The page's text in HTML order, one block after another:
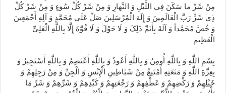
مِنْ شَرِّ ما سَکَنَ فِی اللَّیْلِ وَ النَّهارِ وَ مِنْ شَرِّ کُلِّ سُوءٍ وَ مِنْ شَرِّ کُلِّ
ذِی شَرٍّ رَبَّ الْعَالَمِینَ وَ إِلَهَ الْمُرْسَلِینَ صَلِّ عَلَی مُحَمَّدٍ وَ آلِهِ أَجْمَعِینَ
وَ خُصَّ مُحَمَّداً وَ آلَهُ بِأَتَمِّ ذَلِکَ وَ لَا حَوْلَ وَ لَا قُوَّةَ إِلَّا بِاللَّهِ الْعَلِیِّ
الْعَظِیمِ
بِسْمِ اللَّهِ وَ بِاللَّهِ أُومِنُ وَ بِاللَّهِ أَعُوذُ وَ بِاللَّهِ أَعْتَصِمُ وَ بِاللَّهِ أَسْتَجِیرُ وَ
بِعِزَّةِ اللَّهِ وَ مَنَعَتِهِ أَمْتَنِعُ مِنْ شَیَاطِینِ الْإِنْسِ وَ الْجِنِّ وَ مِنْ رَجِلِهِمْ وَ
خَیْلِهِمْ وَ رَکْضِهِمْ وَ عَطْفِهِمْ وَ رَجْعَتِهِمْ وَ کَیْدِهِمْ وَ شَرِّهِمْ وَ شَرِّ مَا